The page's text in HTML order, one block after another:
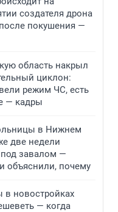
создателя дрона
покушения —
область накрыл
циклон:
режим ЧС, есть
— кадры
в Нижнем
две недели
под завалом —
объяснили, почему
в новостройках
— когда